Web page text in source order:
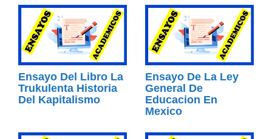
Ensayo Del Libro La
Trukulenta Historia
Del Kapitalismo
Ensayo De La Ley
General De
Educacion En
Mexico